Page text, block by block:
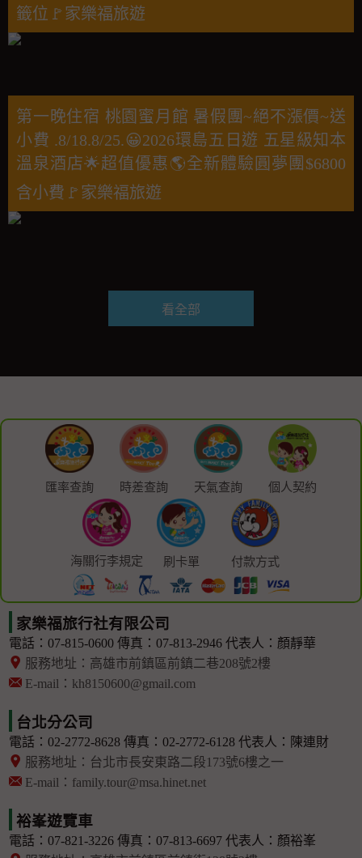
籤位🚩家樂福旅遊
第一晚住宿 桃園蜜月館 暑假團~絕不漲價~送
小費 .8/18.8/25.😀2026環島五日遊 五星級知本
溫泉酒店🌟超值優惠🌎全新體驗圓夢團$6800
含小費🚩家樂福旅遊
看全部
匯率查詢 時差查詢 天氣查詢 個人契約
海關行李規定 刷卡單 付款方式
家樂福旅行社有限公司
電話：07-815-0600 傳真：07-813-2946 代表人：顏靜華
服務地址：高雄市前鎮區前鎮二巷208號2樓
E-mail：kh8150600@gmail.com
台北分公司
電話：02-2772-8628 傳真：02-2772-6128 代表人：陳連財
服務地址：台北市長安東路二段173號6樓之一
E-mail：family.tour@msa.hinet.net
裕峯遊覽車
電話：07-821-3226 傳真：07-813-6697 代表人：顏裕峯